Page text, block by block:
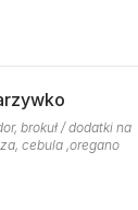
brokuł / dodatki na
cebula ,oregano